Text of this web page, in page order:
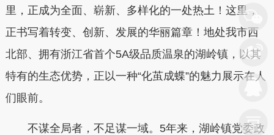
里，正成为全面、崭新、多样化的一处热土！这里，
正书写着转变、创新、发展的华丽篇章！地处我市西
北部、拥有浙江省首个5A级品质温泉的湖岭镇，以其
特有的生态优势，正以一种“化茧成蝶”的魅力展示在人
们眼前。
不谋全局者，不足谋一域。5年来，湖岭镇党委政